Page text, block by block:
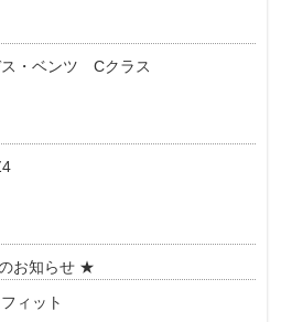
ス・ベンツ Cクラス
お知らせ ★
ィット